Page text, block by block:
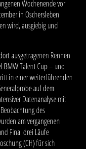
Wochenende vor
in Oschersleben
wird, ausgiebig und
ausgetragenen Rennen
BMW Talent Cup – und
in einer weiterführenden
auf dem
Datenanalyse mit
des
am vergangenen
Final drei Läufe
(CH) für sich